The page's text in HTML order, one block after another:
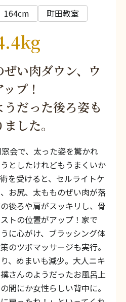
164cm 町田教室
い肉ダウン、ウ
プ！
だった後ろ姿も
した。
会で、太った姿を驚かれ
としたけれどもうまくいか
を受けると、セルライトケ
お尻、太もものぜい肉が落
後ろや肩がスッキリし、骨
トの位置がアップ！家で
に心がけ、ブラッシング体
のツボマッサージも実行。
、めまいも減少。大人ニキ
さんのようだったお風呂上
間にか女性らしい背中に。